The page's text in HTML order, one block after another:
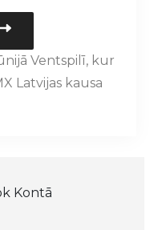
Ventspilī, kur
Latvijas kausa
Kontā